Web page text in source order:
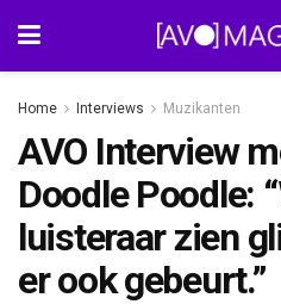
Home Interviews Muzikanten
AVO Interview
Doodle Poodle:
luisteraar zien
er ook gebeurt.”